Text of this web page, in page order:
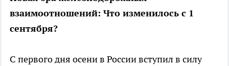
взаимоотношений: Что изменилось с 1
сентября?
С первого дня осени в России вступил в силу